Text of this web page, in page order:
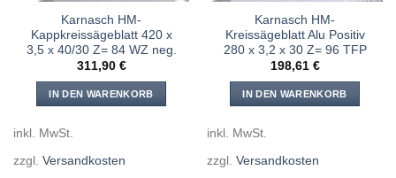
Karnasch HM-
Kappkreissägeblatt 420 x
3,5 x 40/30 Z= 84 WZ neg.
311,90 €
IN DEN WARENKORB
inkl. MwSt.
zzgl. Versandkosten
Karnasch HM-
Kreissägeblatt Alu Positiv
280 x 3,2 x 30 Z= 96 TFP
198,61 €
IN DEN WARENKORB
inkl. MwSt.
zzgl. Versandkosten